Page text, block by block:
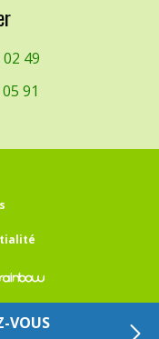
VOUS
49
91